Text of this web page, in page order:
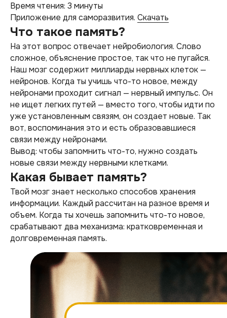
Время чтения: 3 минуты
Приложение для саморазвития. Скачать
Что такое память?
На этот вопрос отвечает нейробиология. Слово
сложное, объяснение простое, так что не пугайся.
Наш мозг содержит миллиарды нервных клеток —
нейронов. Когда ты учишь что-то новое, между
нейронами проходит сигнал — нервный импульс. Он
не ищет легких путей — вместо того, чтобы идти по
уже установленным связям, он создает новые. Так
вот, воспоминания это и есть образовавшиеся
связи между нейронами.
Вывод: чтобы запомнить что-то, нужно создать
новые связи между нервными клетками.
Какая бывает память?
Твой мозг знает несколько способов хранения
информации. Каждый рассчитан на разное время и
объем. Когда ты хочешь запомнить что-то новое,
срабатывают два механизма: кратковременная и
долговременная память.